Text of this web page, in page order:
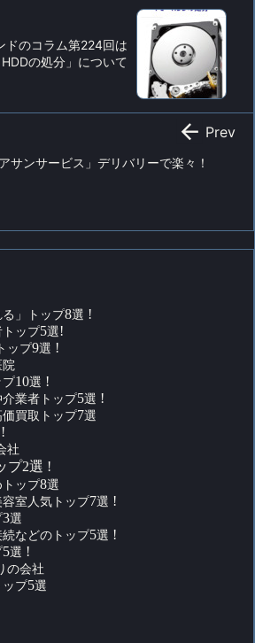
ドのコラム第224回は
HDDの処分」について
アサンサービス」デリバリーで楽々！
 Prev
る」トップ8選 !
ップ5選!
ップ9選 !
プ10選 !
業者トップ5選 !
買取トップ7選
!
社
プ2選 !
ップ8選
室人気トップ7選 !
3選
などのトップ5選 !
5選 !
の会社
プ5選